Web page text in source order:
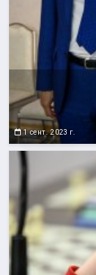
1 сент. 2023 г.